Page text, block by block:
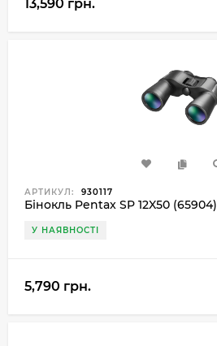
13,590 грн.
АРТИКУЛ: 930117
Бінокль Pentax SP 12X50 (65904)
У НАЯВНОСТІ
5,790 грн.